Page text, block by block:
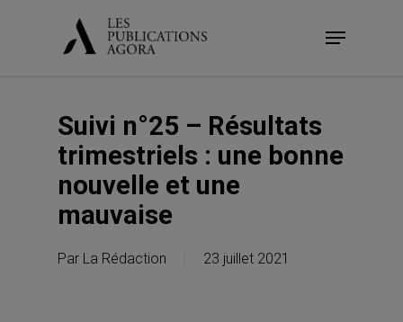
Menu
Suivi n°25 – Résultats
trimestriels : une bonne
nouvelle et une
mauvaise
Par La Rédaction 23 juillet 2021